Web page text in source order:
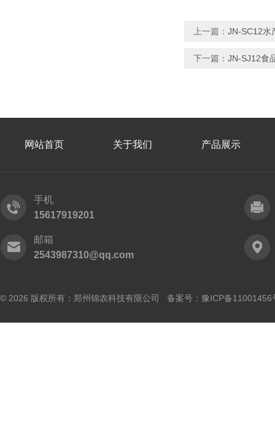
上一篇： JN-SC12水
下一篇： JN-SJ12食
网站首页 关于我们 产品展示
手机
15617919201
邮箱
2543987310@qq.com
© 2026 版权所有：郑州锦农科技有限公司 备案号： 豫ICP备11001456